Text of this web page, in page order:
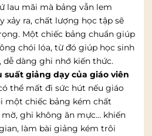
lau mãi mà bảng vẫn lem
xảy ra, chất lượng học tập sẽ
Một chiếc bảng chuẩn giúp
chói lóa, từ đó giúp học sinh
dàng ghi nhớ kiến thức.
suất giảng dạy của giáo viên
thể mất đi sức hút nếu giáo
một chiếc bảng kém chất
ghi không ăn mực… khiến
làm bài giảng kém trôi